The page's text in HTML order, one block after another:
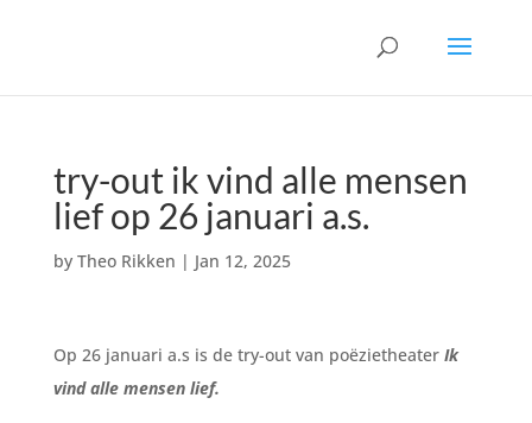
try-out ik vind alle mensen
lief op 26 januari a.s.
by Theo Rikken | Jan 12, 2025
Op 26 januari a.s is de try-out van poëzietheater Ik
vind alle mensen lief.